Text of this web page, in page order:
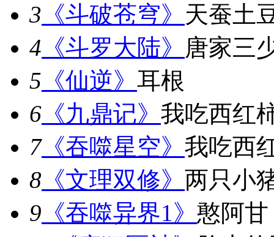
3 《斗破苍穹》 天蚕土
4 《斗罗大陆》 唐家三
5 《仙逆》 耳根
6 《九鼎记》 我吃西红
7《吞噬星空》 我吃西
8 《文理双修》 两只小
9 《吞噬异界1》 憨阿甘